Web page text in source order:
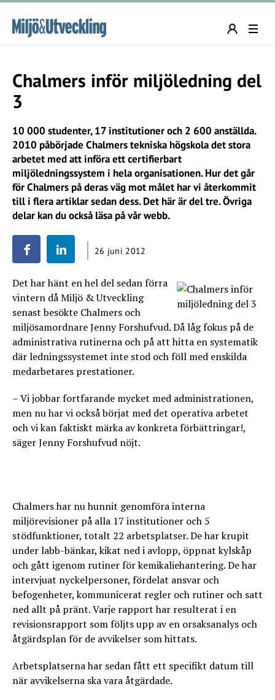
Chalmers inför miljöledning del
3
10 000 studenter, 17 institutioner och 2 600 anställda.
2010 påbörjade Chalmers tekniska högskola det stora
arbetet med att införa ett certifierbart
miljöledningssystem i hela organisationen. Hur det går
för Chalmers på deras väg mot målet har vi återkommit
till i flera artiklar sedan dess. Det här är del tre. Övriga
delar kan du också läsa på vår webb.
26 juni 2012
Det har hänt en hel del sedan förra
vintern då Miljö & Utveckling
senast besökte Chalmers och
miljösamordnare Jenny Forshufvud. Då låg fokus på de
administrativa rutinerna och på att hitta en systematik
där ledningssystemet inte stod och föll med enskilda
medarbetares prestationer.
– Vi jobbar fortfarande mycket med administrationen,
men nu har vi också börjat med det operativa arbetet
och vi kan faktiskt märka av konkreta förbättringar!,
säger Jenny Forshufvud nöjt.
Chalmers har nu hunnit genomföra interna
miljörevisioner på alla 17 institutioner och 5
stödfunktioner, totalt 22 arbetsplatser. De har krupit
under labb-bänkar, kikat ned i avlopp, öppnat kylskåp
och gått igenom rutiner för kemikaliehantering. De har
intervjuat nyckelpersoner, fördelat ansvar och
befogenheter, kommunicerat regler och rutiner och satt
ned allt på pränt. Varje rapport har resulterat i en
revisionsrapport som följts upp av en orsaksanalys och
åtgärdsplan för de avvikelser som hittats.
Arbetsplatserna har sedan fått ett specifikt datum till
när avvikelserna ska vara åtgärdade.